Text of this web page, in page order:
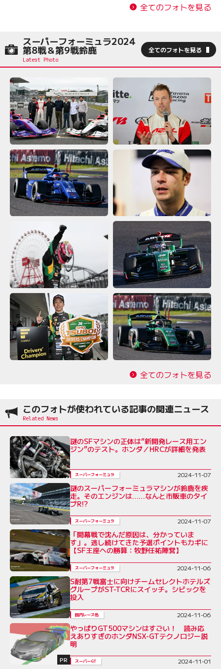
全てのフォトを見る
スーパーフォーミュラ2024
第8戦＆第9戦鈴鹿 全てのフォトを見る
全てのフォトを見る
このフォトが使われている記事の関連ニュース
謎のSFマシンの正体は“新開発レース用エン
ジン”のテスト。ホンダ／HRCが詳細を発表
スーパーフォーミュラ 2024-11-07
謎のスーパーフォーミュラマシンが鈴鹿を疾
走。そのエンジンは……なんと市販車のタイ
プR!?
スーパーフォーミュラ 2024-11-07
「開幕戦で沈んだ原因は、分かっていま
す」。逃し続けてきた予選ポイントもカギに
【SF王座への勝算：牧野任祐陣営】
スーパーフォーミュラ 2024-11-06
S耐第7戦富士に向けチームセレクトホテルズ
グループがST-TCRにスイッチ。シビックを
投入
国内レース他 2024-11-06
PR
やっぱりGT500マシンはすごい！ 読み応
えありすぎのホンダNSX-GTテクノロジー説
明
スーパーGT 2024-11-01